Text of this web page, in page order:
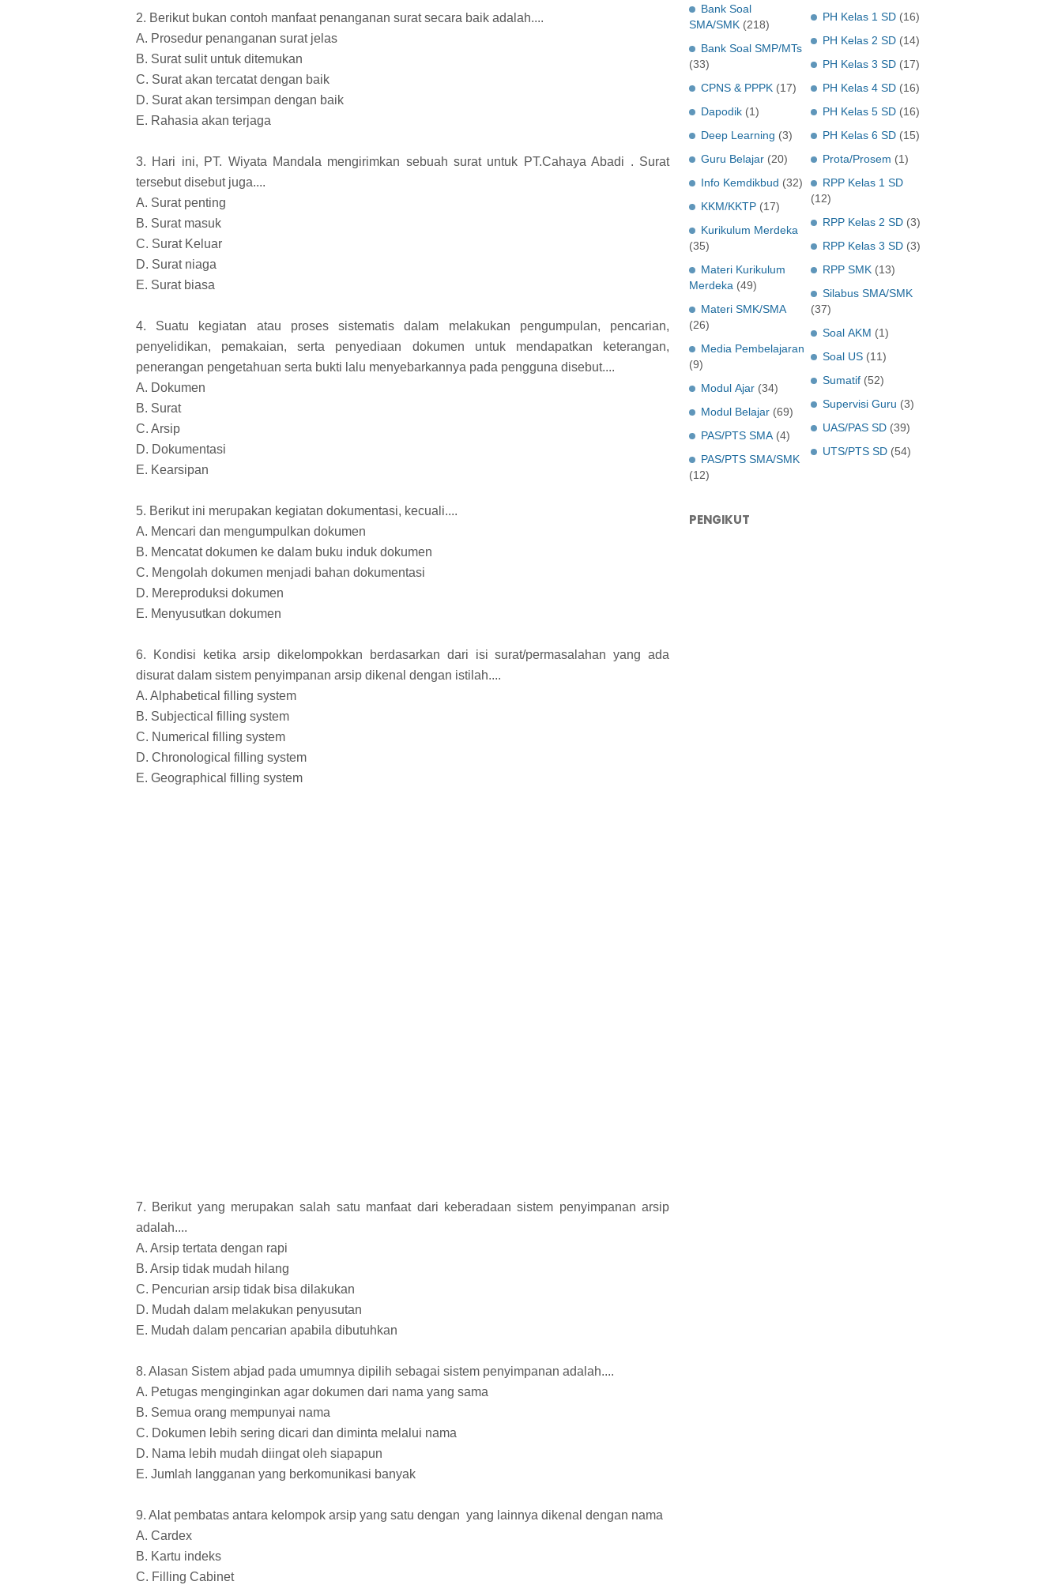
2. Berikut bukan contoh manfaat penanganan surat secara baik adalah....
A. Prosedur penanganan surat jelas
B. Surat sulit untuk ditemukan
C. Surat akan tercatat dengan baik
D. Surat akan tersimpan dengan baik
E. Rahasia akan terjaga
3. Hari ini, PT. Wiyata Mandala mengirimkan sebuah surat untuk PT.Cahaya Abadi . Surat
tersebut disebut juga....
A. Surat penting
B. Surat masuk
C. Surat Keluar
D. Surat niaga
E. Surat biasa
4. Suatu kegiatan atau proses sistematis dalam melakukan pengumpulan, pencarian,
penyelidikan, pemakaian, serta penyediaan dokumen untuk mendapatkan keterangan,
penerangan pengetahuan serta bukti lalu menyebarkannya pada pengguna disebut....
A. Dokumen
B. Surat
C. Arsip
D. Dokumentasi
E. Kearsipan
5. Berikut ini merupakan kegiatan dokumentasi, kecuali....
A. Mencari dan mengumpulkan dokumen
B. Mencatat dokumen ke dalam buku induk dokumen
C. Mengolah dokumen menjadi bahan dokumentasi
D. Mereproduksi dokumen
E. Menyusutkan dokumen
6. Kondisi ketika arsip dikelompokkan berdasarkan dari isi surat/permasalahan yang ada
disurat dalam sistem penyimpanan arsip dikenal dengan istilah....
A. Alphabetical filling system
B. Subjectical filling system
C. Numerical filling system
D. Chronological filling system
E. Geographical filling system
7. Berikut yang merupakan salah satu manfaat dari keberadaan sistem penyimpanan arsip
adalah....
A. Arsip tertata dengan rapi
B. Arsip tidak mudah hilang
C. Pencurian arsip tidak bisa dilakukan
D. Mudah dalam melakukan penyusutan
E. Mudah dalam pencarian apabila dibutuhkan
8. Alasan Sistem abjad pada umumnya dipilih sebagai sistem penyimpanan adalah....
A. Petugas menginginkan agar dokumen dari nama yang sama
B. Semua orang mempunyai nama
C. Dokumen lebih sering dicari dan diminta melalui nama
D. Nama lebih mudah diingat oleh siapapun
E. Jumlah langganan yang berkomunikasi banyak
9. Alat pembatas antara kelompok arsip yang satu dengan yang lainnya dikenal dengan nama
A. Cardex
B. Kartu indeks
C. Filling Cabinet
Bank Soal
SMA/SMK (218)
Bank Soal SMP/MTs
(33)
CPNS & PPPK (17)
Dapodik (1)
Deep Learning (3)
Guru Belajar (20)
Info Kemdikbud (32)
KKM/KKTP (17)
Kurikulum Merdeka
(35)
Materi Kurikulum
Merdeka (49)
Materi SMK/SMA
(26)
Media Pembelajaran
(9)
Modul Ajar (34)
Modul Belajar (69)
PAS/PTS SMA (4)
PAS/PTS SMA/SMK
(12)
PH Kelas 1 SD (16)
PH Kelas 2 SD (14)
PH Kelas 3 SD (17)
PH Kelas 4 SD (16)
PH Kelas 5 SD (16)
PH Kelas 6 SD (15)
Prota/Prosem (1)
RPP Kelas 1 SD
(12)
RPP Kelas 2 SD (3)
RPP Kelas 3 SD (3)
RPP SMK (13)
Silabus SMA/SMK
(37)
Soal AKM (1)
Soal US (11)
Sumatif (52)
Supervisi Guru (3)
UAS/PAS SD (39)
UTS/PTS SD (54)
PENGIKUT